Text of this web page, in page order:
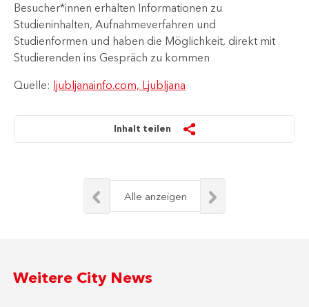
Besucher*innen erhalten Informationen zu
Studieninhalten, Aufnahmeverfahren und
Studienformen und haben die Möglichkeit, direkt mit
Studierenden ins Gespräch zu kommen
Quelle: ljubljanainfo.com, Ljubljana
Inhalt teilen
Alle anzeigen
Weitere City News